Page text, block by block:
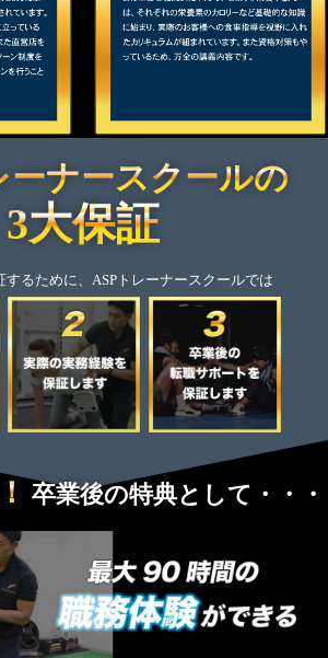
ーナースクールの
3大保証
するために、ASPトレーナースクールでは
卒業後の特典として・・・